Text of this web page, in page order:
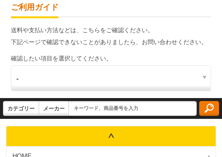
ご利用ガイド
送料や支払い方法などは、こちらをご確認ください。
下記ページで確認できないことがありましたら、お問い合わせください。
確認したい項目を選択してください。